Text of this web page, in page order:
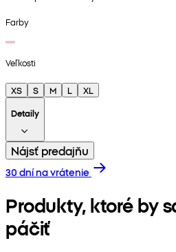
Farby
Veľkosti
XS S M L
XL
Detaily
Nájsť predajňu
30 dní na vrátenie
Produkty, ktoré by
páčiť